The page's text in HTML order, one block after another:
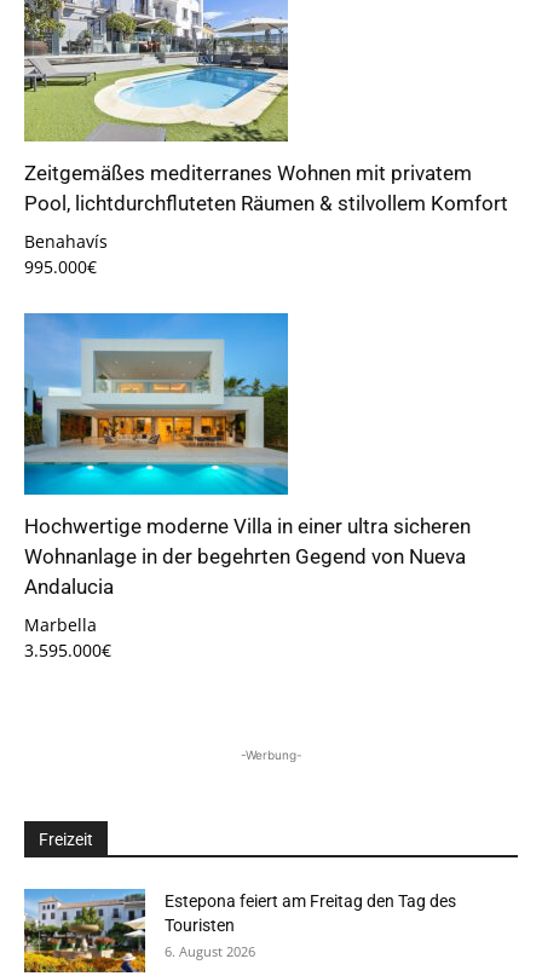
Zeitgemäßes mediterranes Wohnen mit privatem
Pool, lichtdurchfluteten Räumen & stilvollem Komfort
Benahavís
995.000€
Hochwertige moderne Villa in einer ultra sicheren
Wohnanlage in der begehrten Gegend von Nueva
Andalucia
Marbella
3.595.000€
-Werbung-
Freizeit
Estepona feiert am Freitag den Tag des
Touristen
6. August 2026